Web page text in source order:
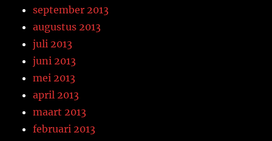
september 2013
augustus 2013
juli 2013
juni 2013
mei 2013
april 2013
maart 2013
februari 2013